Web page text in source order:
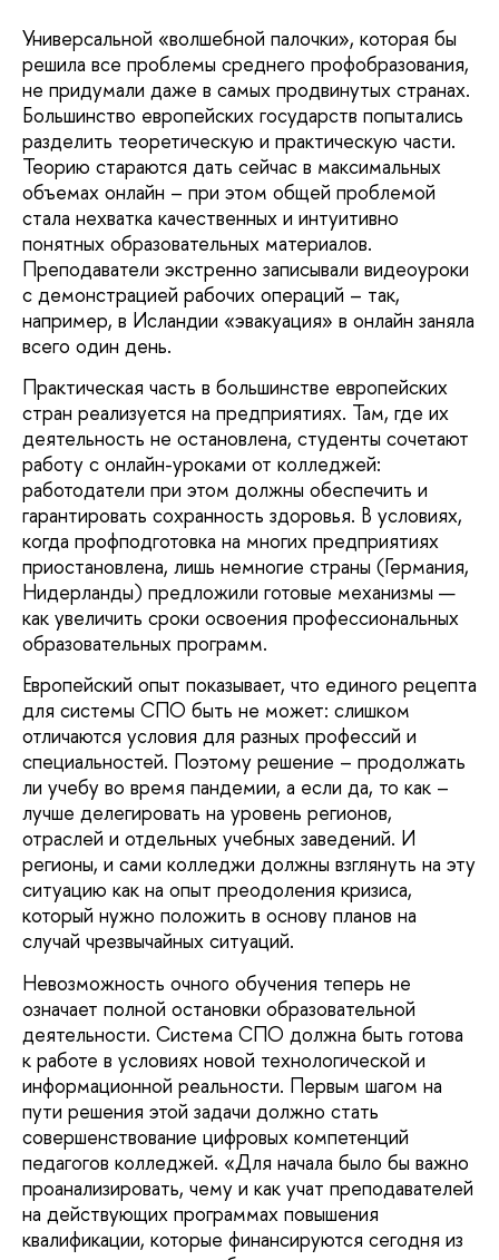
Универсальной «волшебной палочки», которая бы
решила все проблемы среднего профобразования,
не придумали даже в самых продвинутых странах.
Большинство европейских государств попытались
разделить теоретическую и практическую части.
Теорию стараются дать сейчас в максимальных
объемах онлайн – при этом общей проблемой
стала нехватка качественных и интуитивно
понятных образовательных материалов.
Преподаватели экстренно записывали видеоуроки
с демонстрацией рабочих операций – так,
например, в Исландии «эвакуация» в онлайн заняла
всего один день.
Практическая часть в большинстве европейских
стран реализуется на предприятиях. Там, где их
деятельность не остановлена, студенты сочетают
работу с онлайн-уроками от колледжей:
работодатели при этом должны обеспечить и
гарантировать сохранность здоровья. В условиях,
когда профподготовка на многих предприятиях
приостановлена, лишь немногие страны (Германия,
Нидерланды) предложили готовые механизмы —
как увеличить сроки освоения профессиональных
образовательных программ.
Европейский опыт показывает, что единого рецепта
для системы СПО быть не может: слишком
отличаются условия для разных профессий и
специальностей. Поэтому решение – продолжать
ли учебу во время пандемии, а если да, то как –
лучше делегировать на уровень регионов,
отраслей и отдельных учебных заведений. И
регионы, и сами колледжи должны взглянуть на эту
ситуацию как на опыт преодоления кризиса,
который нужно положить в основу планов на
случай чрезвычайных ситуаций.
Невозможность очного обучения теперь не
означает полной остановки образовательной
деятельности. Система СПО должна быть готова
к работе в условиях новой технологической и
информационной реальности. Первым шагом на
пути решения этой задачи должно стать
совершенствование цифровых компетенций
педагогов колледжей. «Для начала было бы важно
проанализировать, чему и как учат преподавателей
на действующих программах повышения
квалификации, которые финансируются сегодня из